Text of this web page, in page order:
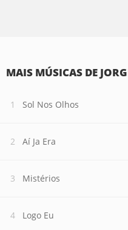
MAIS MÚSICAS DE
Sol Nos Olhos
Aí Ja Era
Mistérios
Logo Eu